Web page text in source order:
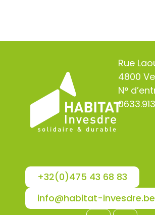
Rue
4800
N°
+32(0)475 43 68 83
info@habitat-invesdre.be